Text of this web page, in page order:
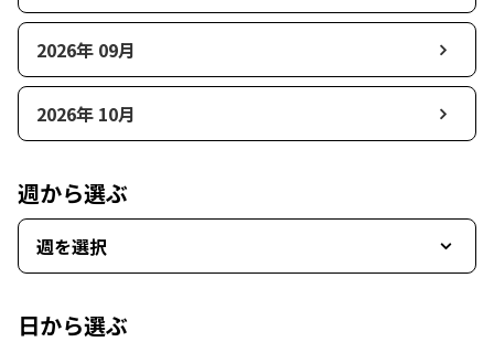
2026年 09月
2026年 10月
週から選ぶ
週を選択
日から選ぶ